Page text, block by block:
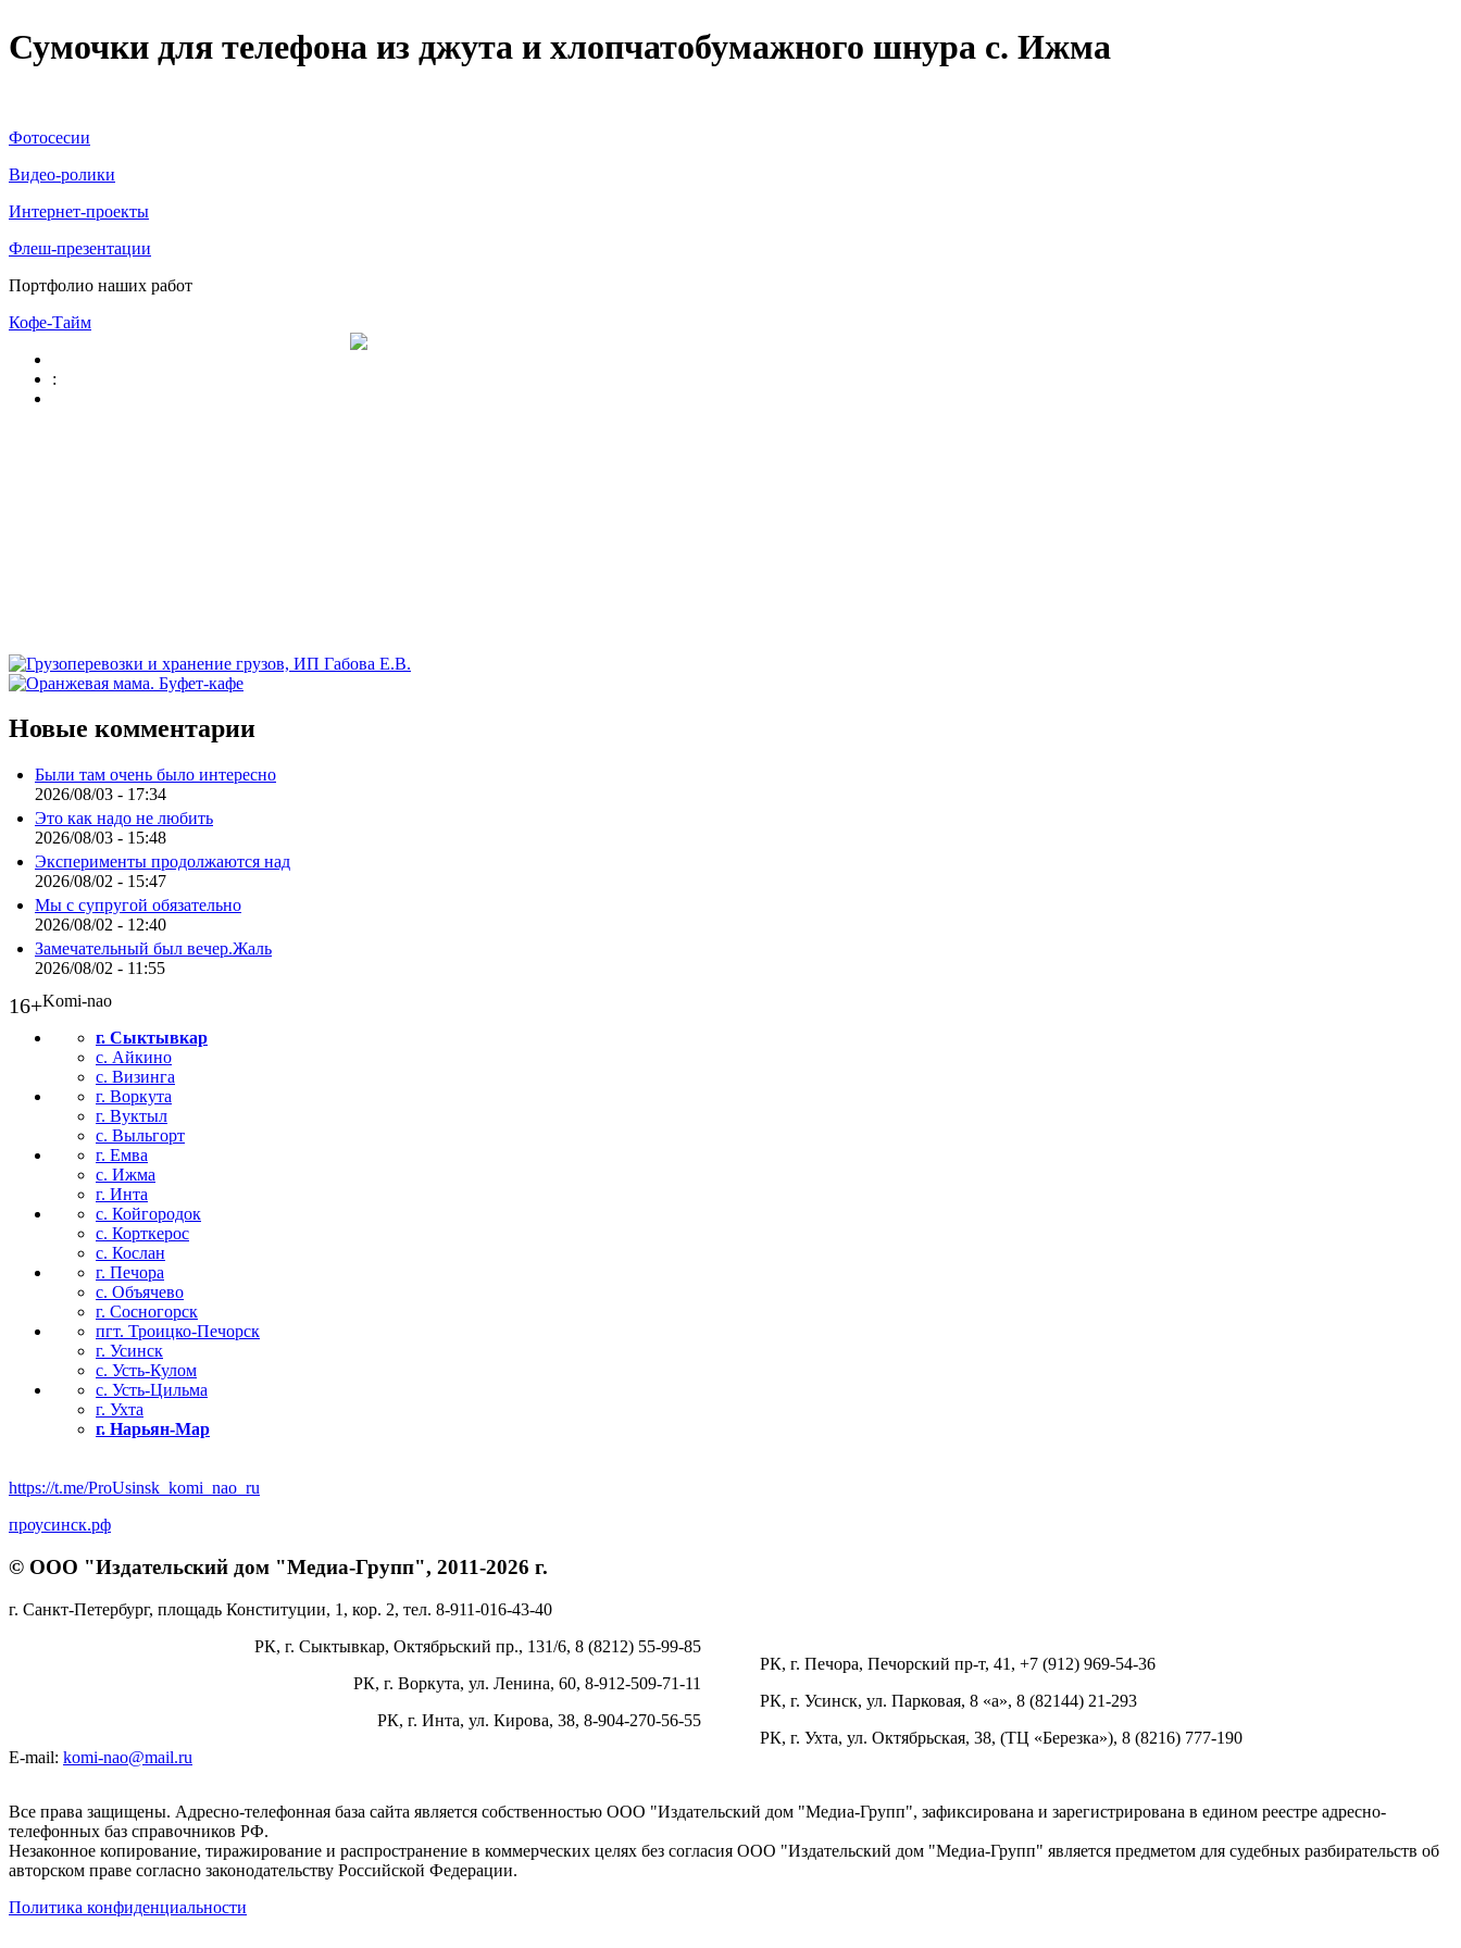
Сумочки для телефона из джута и хлопчатобумажного шнура с. Ижма
Фотосесии
Видео-ролики
Интернет-проекты
Флеш-презентации
Портфолио наших работ
Кофе-Тайм
:
Новые комментарии
Были там очень было интересно
2026/08/03 - 17:34
Это как надо не любить
2026/08/03 - 15:48
Эксперименты продолжаются над
2026/08/02 - 15:47
Мы с супругой обязательно
2026/08/02 - 12:40
Замечательный был вечер.Жаль
2026/08/02 - 11:55
16+Komi-nao
г. Сыктывкар
с. Айкино
с. Визинга
г. Воркута
г. Вуктыл
с. Выльгорт
г. Емва
с. Ижма
г. Инта
с. Койгородок
с. Корткерос
с. Кослан
г. Печора
с. Объячево
г. Сосногорск
пгт. Троицко-Печорск
г. Усинск
с. Усть-Кулом
с. Усть-Цильма
г. Ухта
г. Нарьян-Мар
https://t.me/ProUsinsk_komi_nao_ru
проусинск.рф
© ООО "Издательский дом "Медиа-Групп", 2011-2026 г.
г. Санкт-Петербург, площадь Конституции, 1, кор. 2, тел. 8-911-016-43-40
РК, г. Печора, Печорский пр-т, 41, +7 (912) 969-54-36
РК, г. Усинск, ул. Парковая, 8 «а», 8 (82144) 21-293
РК, г. Ухта, ул. Октябрьская, 38, (ТЦ «Березка»), 8 (8216) 777-190
РК, г. Сыктывкар, Октябрьский пр., 131/6, 8 (8212) 55-99-85
РК, г. Воркута, ул. Ленина, 60, 8-912-509-71-11
РК, г. Инта, ул. Кирова, 38, 8-904-270-56-55
E-mail: komi-nao@mail.ru
Все права защищены. Адресно-телефонная база сайта является собственностью ООО "Издательский дом "Медиа-Групп", зафиксирована и зарегистрирована в едином реестре адресно-
телефонных баз справочников РФ.
Незаконное копирование, тиражирование и распространение в коммерческих целях без согласия ООО "Издательский дом "Медиа-Групп" является предметом для судебных разбирательств об
авторском праве согласно законодательству Российской Федерации.
Политика конфиденциальности